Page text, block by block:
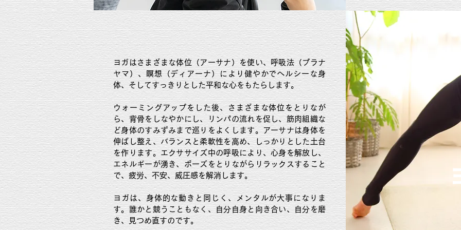
ヨガはさまざまな体位（アーサナ）を使い、呼吸法（プラナ
ヤマ）、瞑想（ディアーナ）により健やかでヘルシーな身
体、そしてすっきりとした平和な心をもたらします。
ウォーミングアップをした後、さまざまな体位をとりなが
ら、背骨をしなやかにし、リンパの流れを促し、筋肉組織な
ど身体のすみずみまで巡りをよくします。アーサナは身体を
伸ばし整え、バランスと柔軟性を高め、しっかりとした土台
を作ります。エクササイズ中の呼吸により、心身を解放し、
エネルギーが湧き、ポーズをとりながらリラックスすること
で、疲労、不安、威圧感を解消します。
ヨガは、身体的な動きと同じく、メンタルが大事になりま
す。誰かと競うこともなく、自分自身と向き合い、自分を磨
き、見つめ直すのです。